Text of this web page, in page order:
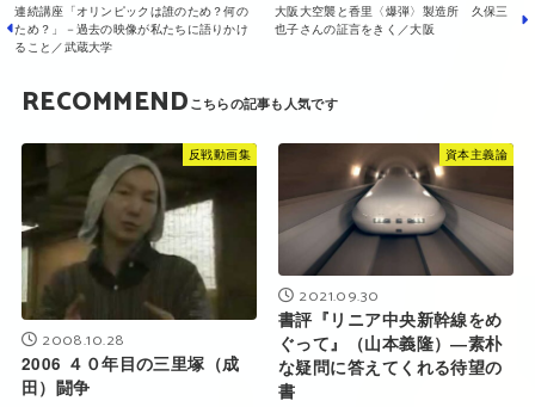
大阪大空襲と香里〈爆弾〉製造所 久保三
也子さんの証言をきく／大阪
連続講座「オリンピックは誰のため？何の
ため？」－過去の映像が私たちに語りかけ
ること／武蔵大学
RECOMMEND
反戦動画集
2008.10.28
2006 ４０年目の三里塚（成
田）闘争
資本主義論
2021.09.30
書評『リニア中央新幹線をめ
ぐって』（山本義隆）―素朴
な疑問に答えてくれる待望の
書